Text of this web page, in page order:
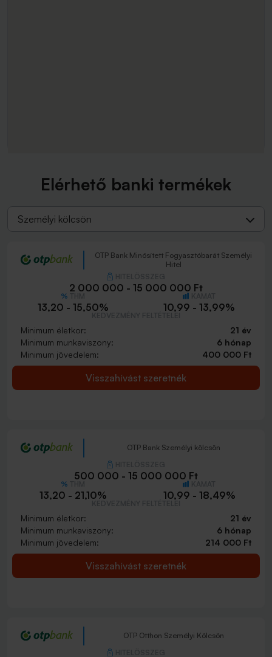
Elérhető banki termékek
Személyi kölcsön
OTP Bank Minősített Fogyasztóbarát Személyi
Hitel
2 000 000 - 15 000 000 Ft
13,20 - 15,50% 10,99 - 13,99%
Minimum életkor:
21 év
Minimum munkaviszony:
6 hónap
Minimum jövedelem:
400 000 Ft
Visszahívást szeretnék
OTP Bank Személyi kölcsön
500 000 - 15 000 000 Ft
13,20 - 21,10% 10,99 - 18,49%
Minimum életkor:
21 év
Minimum munkaviszony:
6 hónap
Minimum jövedelem:
214 000 Ft
Visszahívást szeretnék
OTP Otthon Személyi Kölcsön